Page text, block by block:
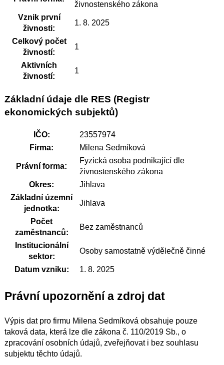
živnostenského zákona
Vznik první
živnosti:
1. 8. 2025
Celkový počet
živností:
1
Aktivních
živností:
1
Základní údaje dle RES (Registr
ekonomických subjektů)
IČO:
23557974
Firma:
Milena Sedmíková
Právní forma:
Fyzická osoba podnikající dle
živnostenského zákona
Okres:
Jihlava
Základní územní
jednotka:
Jihlava
Počet
zaměstnanců:
Bez zaměstnanců
Institucionální
sektor:
Osoby samostatně výdělečně činné
Datum vzniku: 1. 8. 2025
Právní upozornění a zdroj dat
Výpis dat pro firmu Milena Sedmíková obsahuje pouze
taková data, která lze dle zákona č. 110/2019 Sb., o
zpracování osobních údajů, zveřejňovat i bez souhlasu
subjektu těchto údajů.